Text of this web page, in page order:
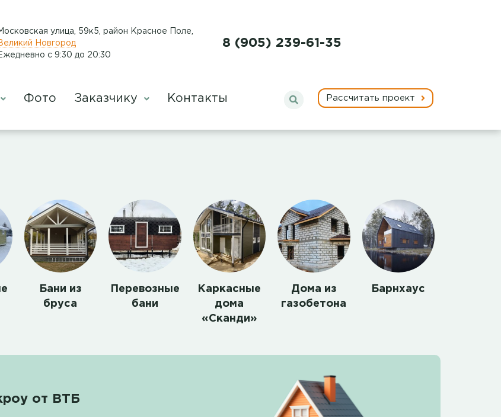
улица, 59к5, район Красное Поле
Новгород
с 9:30 до 20:30
8 (905) 239-61-35
Фото Заказчику Контакты Рассчитать проект
Бани из
бруса
Перевозные
бани
Каркасные
дома
«Сканди»
Дома из
газобетона
Барнхаус
от ВТБ